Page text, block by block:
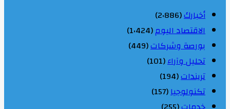
أخبارك(2٬886)
الاقتصاد اليوم(1٬424)
بورصة وشركات(449)
تحليل وآراء(101)
تريندات(194)
تكنولوجيا(157)